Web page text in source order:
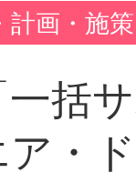
計画・施策
括
・